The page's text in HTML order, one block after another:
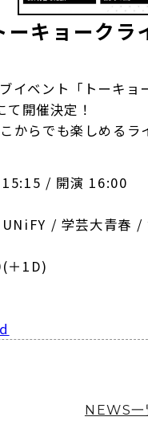
ーキョーク
キサウ
イベント「トーキ
開催決定！
からでも楽しめる
15:15 / 開演 16:00
/ 学芸大青春 /
＋1D)
NEWS一